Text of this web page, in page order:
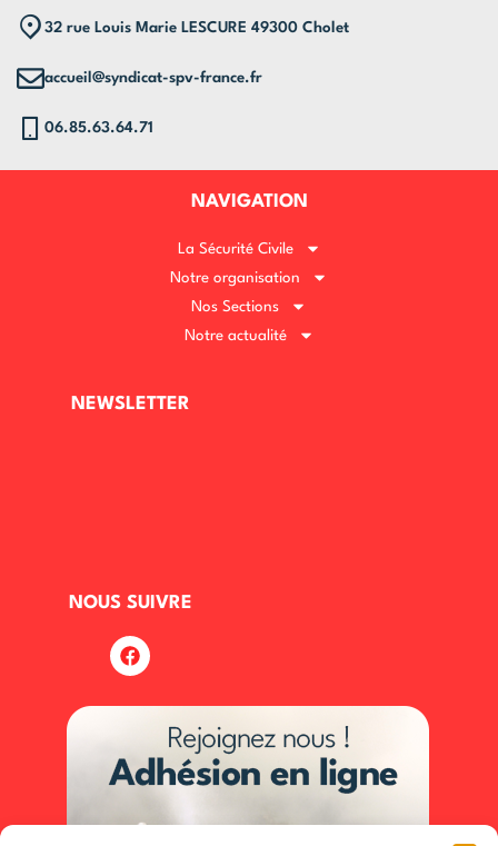
32 rue Louis Marie LESCURE 49300 Cholet
accueil@syndicat-spv-france.fr
06.85.63.64.71
NAVIGATION
La Sécurité Civile
Notre organisation
Nos Sections
Notre actualité
NEWSLETTER
NOUS SUIVRE